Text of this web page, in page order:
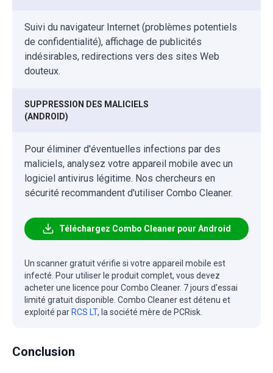
Suivi du navigateur Internet (problèmes potentiels
de confidentialité), affichage de publicités
indésirables, redirections vers des sites Web
douteux.
SUPPRESSION DES MALICIELS
(ANDROID)
Pour éliminer d'éventuelles infections par des
maliciels, analysez votre appareil mobile avec un
logiciel antivirus légitime. Nos chercheurs en
sécurité recommandent d'utiliser Combo Cleaner.
Téléchargez Combo Cleaner pour Android
Un scanner gratuit vérifie si votre appareil mobile est
infecté. Pour utiliser le produit complet, vous devez
acheter une licence pour Combo Cleaner. 7 jours d’essai
limité gratuit disponible. Combo Cleaner est détenu et
exploité parRCS LT, la société mère de PCRisk.
Conclusion